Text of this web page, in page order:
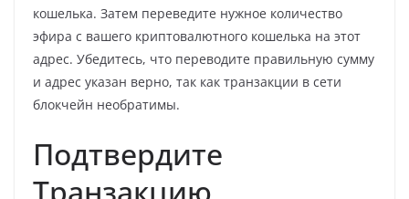
кошелька. Затем переведите нужное количество
эфира с вашего криптовалютного кошелька на этот
адрес. Убедитесь, что переводите правильную сумму
и адрес указан верно, так как транзакции в сети
блокчейн необратимы.
Подтвердите
Транзакцию